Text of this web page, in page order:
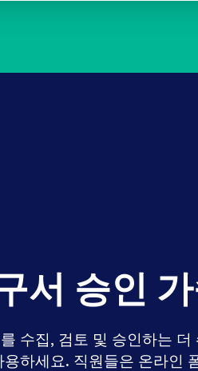
서 승인
수집, 검토 및 승인하는 더
용하세요. 직원들은 온라인